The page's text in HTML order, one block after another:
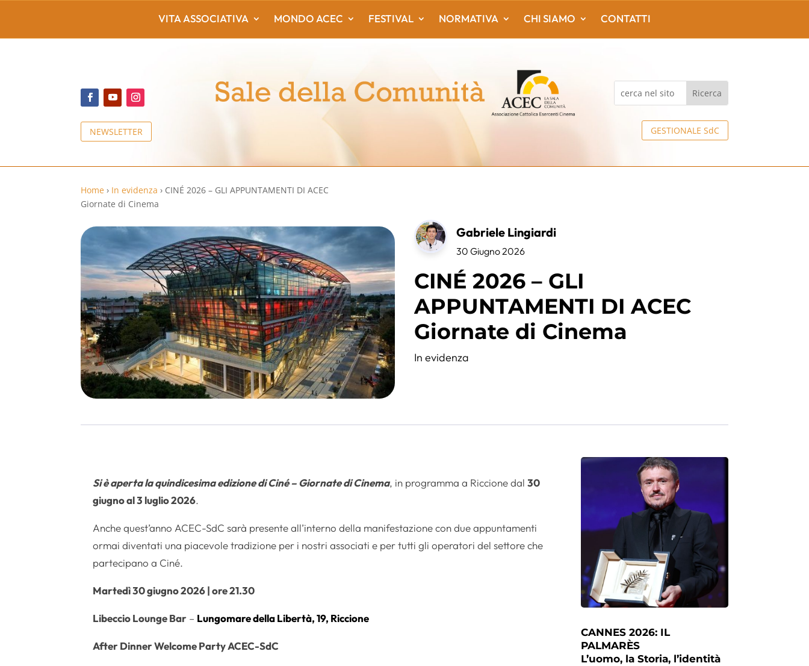
NEWSLETTER GESTIONALE SdC
VITA ASSOCIATIVA MONDO ACEC FESTIVAL NORMATIVA CHI SIAMO CONTATTI
Home › In evidenza › CINÉ 2026 – GLI APPUNTAMENTI DI ACEC
Giornate di Cinema
Gabriele Lingiardi
30 Giugno 2026
CINÉ 2026 – GLI
APPUNTAMENTI DI ACEC
Giornate di Cinema
In evidenza
Si è aperta la quindicesima edizione di Ciné – Giornate di Cinema, in programma a Riccione dal30
giugno al 3 luglio 2026.
Anche quest’anno ACEC-SdC sarà presente all’interno della manifestazione con due appuntamenti
ormai diventati una piacevole tradizione per i nostri associati e per tutti gli operatori del settore che
partecipano a Ciné.
Martedì 30 giugno 2026 | ore 21.30
Libeccio Lounge Bar – Lungomare della Libertà, 19, Riccione
After Dinner Welcome Party ACEC-SdC
CANNES 2026: IL
PALMARÈS
L’uomo, la Storia, l’identità